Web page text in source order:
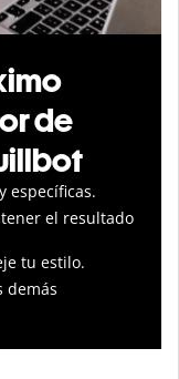
de
específicas.
el resultado
tu estilo.
demás